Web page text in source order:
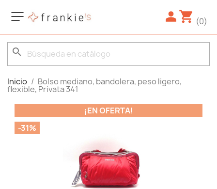
(0)
search
Inicio Bolso mediano, bandolera, peso ligero,
flexible, Privata 341
¡EN OFERTA!
-31%